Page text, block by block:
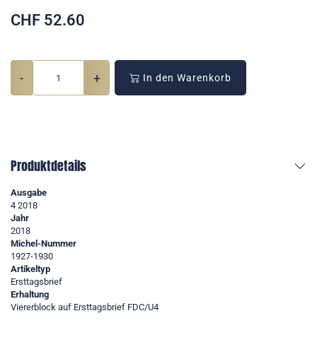
CHF 52.60
- + In den Warenkorb
Produktdetails
Ausgabe
4 2018
Jahr
2018
Michel-Nummer
1927-1930
Artikeltyp
Ersttagsbrief
Erhaltung
Viererblock auf Ersttagsbrief FDC/U4